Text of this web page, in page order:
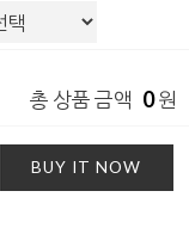
총 상품 금액 0원
BUY IT NOW